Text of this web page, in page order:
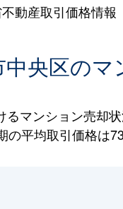
動産取引価格情報
央区のマ
るマンション売却
の平均取引価格は